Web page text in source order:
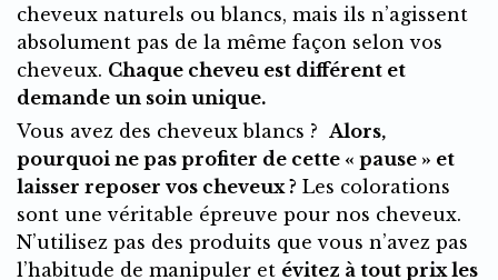
cheveux naturels ou blancs, mais ils n’agissent
absolument pas de la même façon selon vos
cheveux. Chaque cheveu est différent et
demande un soin unique.
Vous avez des cheveux blancs ? Alors,
pourquoi ne pas profiter de cette « pause » et
laisser reposer vos cheveux ? Les colorations
sont une véritable épreuve pour nos cheveux.
N’utilisez pas des produits que vous n’avez pas
l’habitude de manipuler et évitez à tout prix les